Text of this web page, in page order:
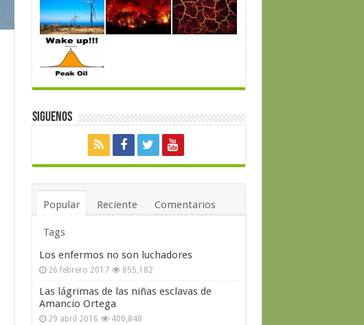
Siguenos
Popular Reciente Comentarios
Tags
Los enfermos no son luchadores
26 febrero 2017 855,182
Las lágrimas de las niñas esclavas de
Amancio Ortega
29 abril 2016 400,848